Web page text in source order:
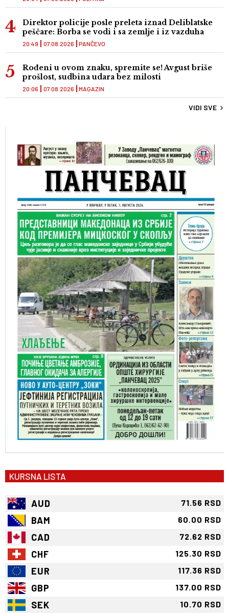
Direktor policije posle preleta iznad Deliblatske
peščare: Borba se vodi i sa zemlje i iz vazduha
PANČEVO
20:49 07.08.2026
Rođeni u ovom znaku, spremite se! Avgust briše
prošlost, sudbina udara bez milosti
MAGAZIN
20:06 07.08.2026
VIDI SVE
KURSNA LISTA
AUD 71.56 RSD
BAM 60.00 RSD
CAD 72.62 RSD
CHF 125.30 RSD
EUR 117.36 RSD
GBP 137.00 RSD
SEK 10.70 RSD